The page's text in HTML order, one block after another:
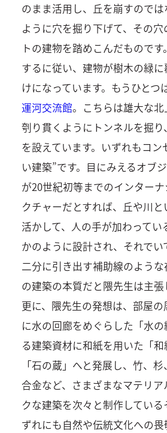
のまま活用し、丘を崩すので
ように穴を掘り下げて、その
トの建物を踏めこんだもので
するに従い、建物が樹木の緑
けになっています。もうひとつ
運河交流館。こちらは雄大な
刳り貫くようにトンネルを掘
を設えています。いずれもコン
い建築”です。目にみえるオブ
が20世紀初等までのインター
クチャーだとすれば、丘や川
活かして、人の手が加わってい
かのように設計され、それで
二分に引き出す補助線のよう
の建築の本質だと隈先生は主張
更に、隈先生の発想は、部屋の
に水の回廊をめぐらした「水
る建築資材に和紙を用いた「
「石の蔵」へと発展し、竹、
合金など、さまざまなマテリ
クな建築を次々と制作してい
ずれにも自然や伝統文化への